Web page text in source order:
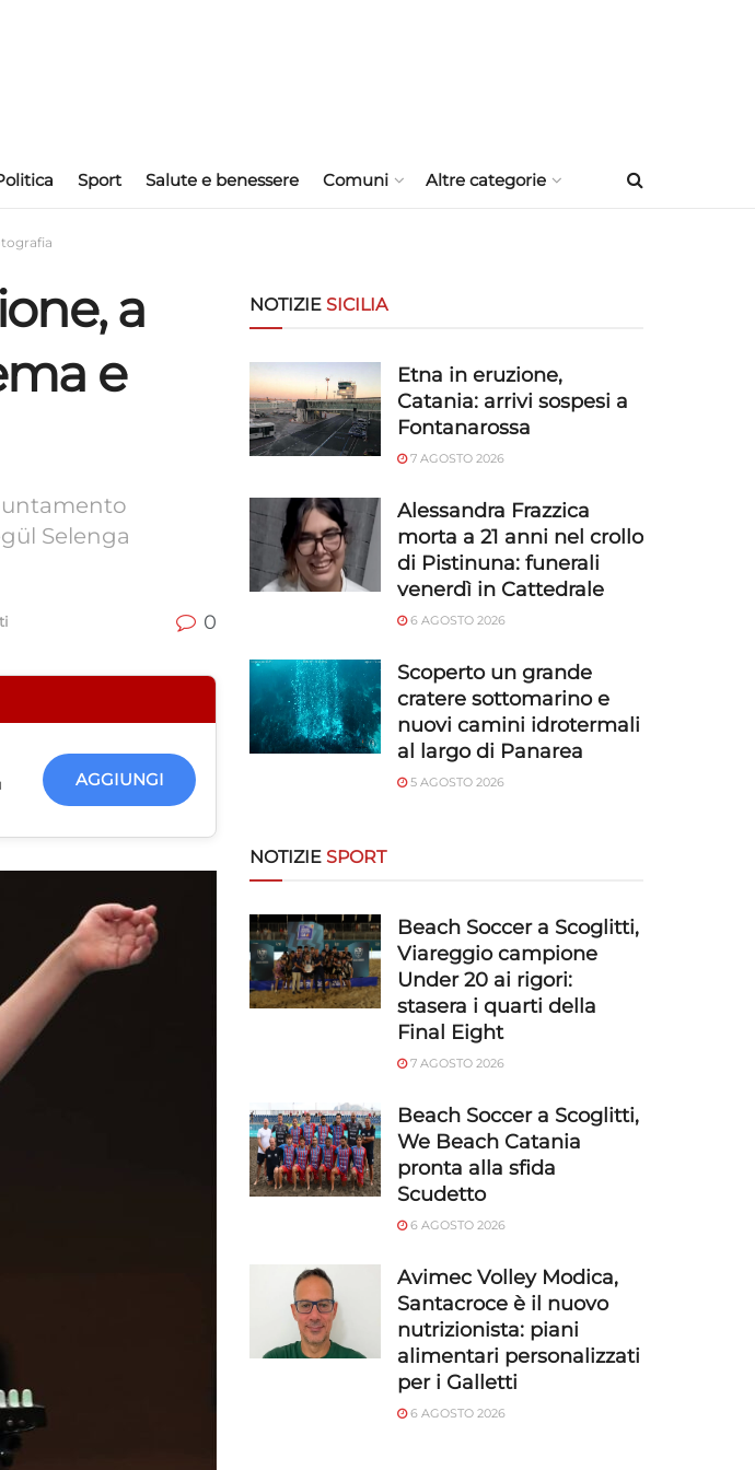
Sport Salute e benessere Comuni Altre categorie
a
e
Selenga
0
AGGIUNGI
NOTIZIE SICILIA
Etna in eruzione,
Catania: arrivi sospesi a
Fontanarossa
7 AGOSTO 2026
Alessandra Frazzica
morta a 21 anni nel crollo
di Pistinuna: funerali
venerdì in Cattedrale
6 AGOSTO 2026
Scoperto un grande
cratere sottomarino e
nuovi camini idrotermali
al largo di Panarea
5 AGOSTO 2026
NOTIZIE SPORT
Beach Soccer a Scoglitti,
Viareggio campione
Under 20 ai rigori:
stasera i quarti della
Final Eight
7 AGOSTO 2026
Beach Soccer a Scoglitti,
We Beach Catania
pronta alla sfida
Scudetto
6 AGOSTO 2026
Avimec Volley Modica,
Santacroce è il nuovo
nutrizionista: piani
alimentari personalizzati
per i Galletti
6 AGOSTO 2026